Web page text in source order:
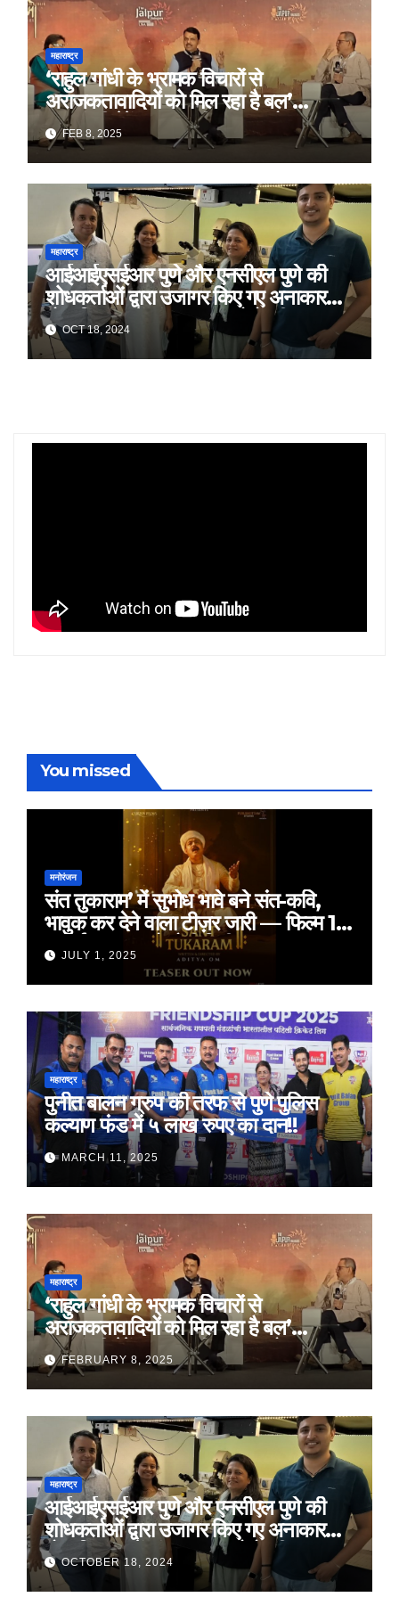
महाराष्ट्र
‘राहुल गांधी के भ्रामक विचारों से
अराजकतावादियों को मिल रहा है बल’
मुख्यमंत्री देवेंद्र फडणवीस का आरोप
FEB 8, 2025
महाराष्ट्र
आईआईएसईआर पुणे और एनसीएल पुणे की
शोधकर्ताओं द्वारा उजागर किए गए अनाकार
ठोस विरूपण में संरचनात्मक दोषों की प्रमुख
भूमिका
OCT 18, 2024
You missed
मनोरंजन
संत तुकाराम’ में सुभोध भावे बने संत-कवि,
भावुक कर देने वाला टीज़र जारी — फिल्म 18
जुलाई 2025 को होगी रिलीज़
JULY 1, 2025
महाराष्ट्र
पुनीत बालन ग्रुप की तरफ से पुणे पुलिस
कल्याण फंड में ५ लाख रुपए का दान!!
MARCH 11, 2025
महाराष्ट्र
‘राहुल गांधी के भ्रामक विचारों से
अराजकतावादियों को मिल रहा है बल’
मुख्यमंत्री देवेंद्र फडणवीस का आरोप
FEBRUARY 8, 2025
महाराष्ट्र
आईआईएसईआर पुणे और एनसीएल पुणे की
शोधकर्ताओं द्वारा उजागर किए गए अनाकार
ठोस विरूपण में संरचनात्मक दोषों की प्रमुख
भूमिका
OCTOBER 18, 2024